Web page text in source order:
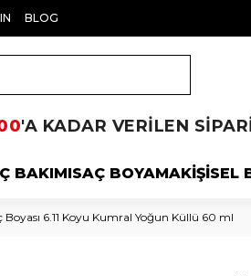
BLOG
'A KADAR VERİLEN
BAKIMISAÇ BOYAMAKİŞİSEL
Boyası 6.11 Koyu Kumral Yoğun Küllü 60 ml